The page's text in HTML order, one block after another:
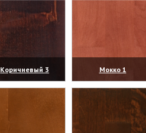
Коричневый 3
(увеличить)
Мокко 1
(увеличить)